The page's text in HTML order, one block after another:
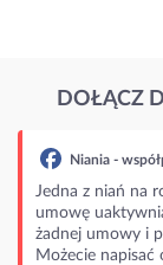
DOŁĄCZ
Niania - współpraca z
z niań na
uaktywniającą.
umowy i
napisać o co